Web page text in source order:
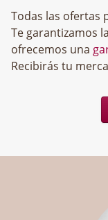
Todas las ofertas
Te garantizamos
ofrecemos una
Recibirás tu